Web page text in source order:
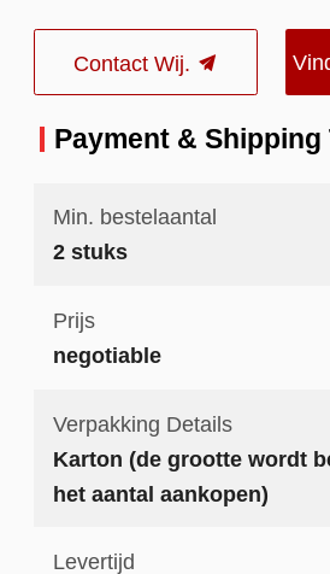
Contact Wij.
Payment & Shipping
Min. bestelaantal
2 stuks
Prijs
negotiable
Verpakking Details
Karton (de grootte wordt
het aantal aankopen)
Levertijd